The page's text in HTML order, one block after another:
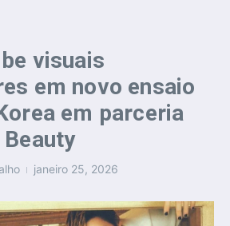
visuais
em novo ensaio
em parceria
janeiro 25, 2026